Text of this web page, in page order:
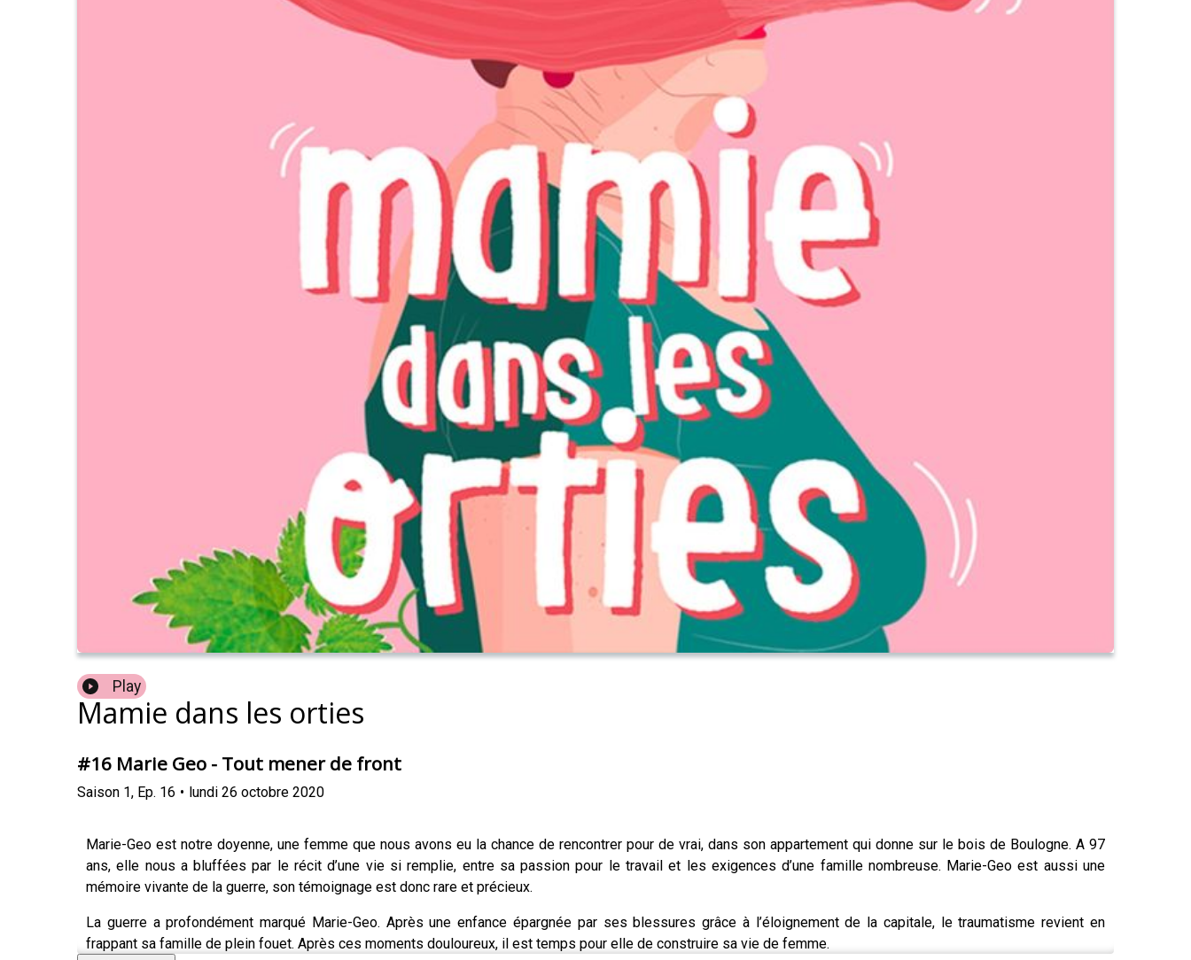
Play
Mamie dans les orties
#16 Marie Geo - Tout mener de front
Saison 1, Ep. 16 • lundi 26 octobre 2020
Marie-Geo est notre doyenne, une femme que nous avons eu la chance de rencontrer pour de vrai, dans son appartement qui donne sur le bois de Boulogne. A 97
ans, elle nous a bluffées par le récit d’une vie si remplie, entre sa passion pour le travail et les exigences d’une famille nombreuse. Marie-Geo est aussi une
mémoire vivante de la guerre, son témoignage est donc rare et précieux.
La guerre a profondément marqué Marie-Geo. Après une enfance épargnée par ses blessures grâce à l’éloignement de la capitale, le traumatisme revient en
frappant sa famille de plein fouet. Après ces moments douloureux, il est temps pour elle de construire sa vie de femme.